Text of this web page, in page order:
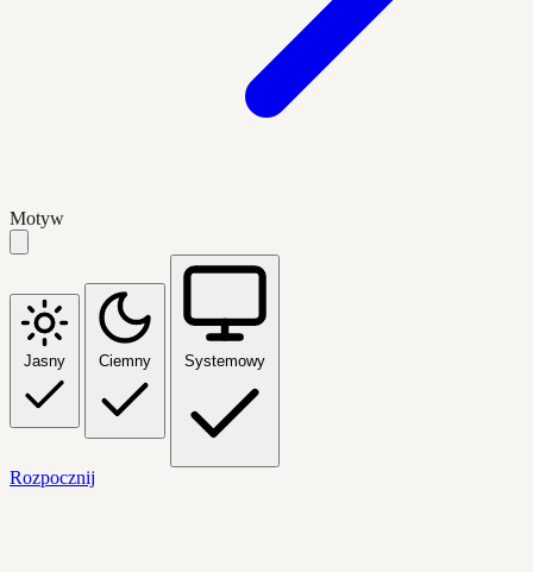
Motyw
Jasny Ciemny Systemowy
Rozpocznij